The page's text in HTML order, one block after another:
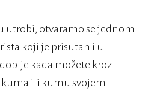
utrobi, otvaramo se jednom
koji je prisutan i u
kada možete kroz
ili kumu svojem